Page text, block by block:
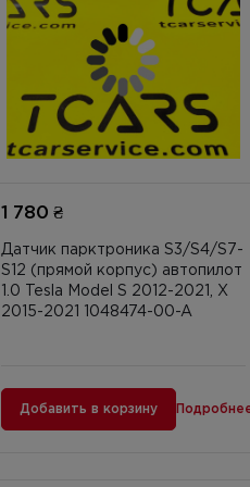
1 780 ₴
Датчик парктроника S3/S4/S7-
S12 (прямой корпус) автопилот
1.0 Tesla Model S 2012-2021, X
2015-2021 1048474-00-A
Добавить в корзину